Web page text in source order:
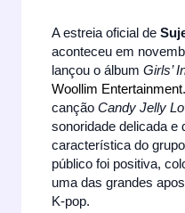
A estreia oficial de
aconteceu em
lançou o álbumGirls’
Woollim Entertainment
cançãoCandy Jelly
sonoridade delicada e
característica do
público foi positiva,
uma das grandes
K-pop.